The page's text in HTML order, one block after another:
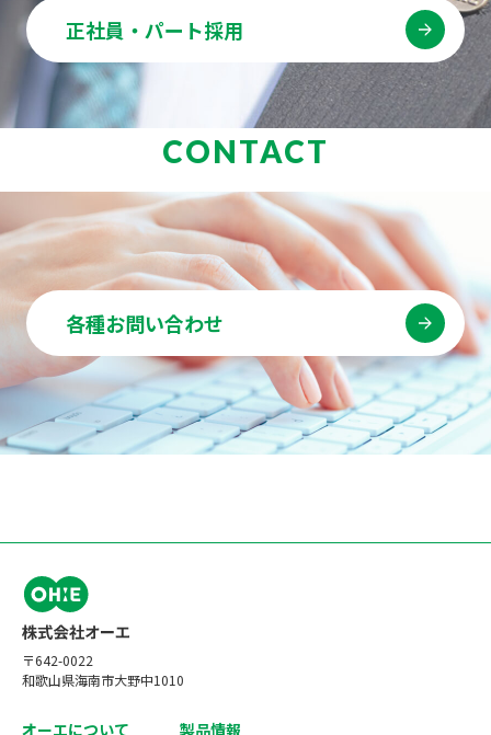
正社員・パート採用
CONTACT
各種お問い合わせ
〒642-0022
和歌山県海南市大野中1010
オーエについて 製品情報